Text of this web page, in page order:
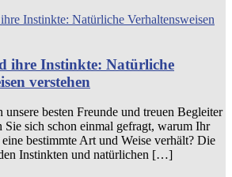
ihre Instinkte: Natürliche
verstehen
unsere besten Freunde und treuen Begleiter
Sie sich schon einmal gefragt, warum Ihr
bestimmte Art und Weise verhält? Die
Instinkten und natürlichen […]